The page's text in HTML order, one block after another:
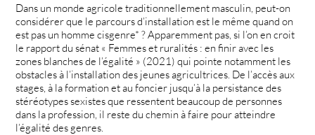
Dans un monde agricole traditionnellement masculin, peut-on
considérer que le parcours d’installation est le même quand on
est pas un homme cisgenre* ? Apparemment pas, si l’on en croit
le rapport du sénat « Femmes et ruralités : en finir avec les
zones blanches de l’égalité » (2021) qui pointe notamment les
obstacles à l’installation des jeunes agricultrices. De l’accès aux
stages, à la formation et au foncier jusqu’à la persistance des
stéréotypes sexistes que ressentent beaucoup de personnes
dans la profession, il reste du chemin à faire pour atteindre
l’égalité des genres.